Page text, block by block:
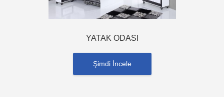
YATAK ODASI
Şimdi İncele